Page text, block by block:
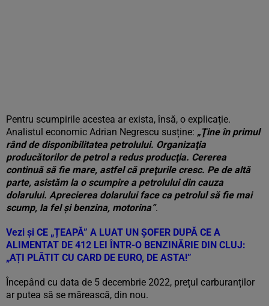
Pentru scumpirile acestea ar exista, însă, o explicație.
Analistul economic Adrian Negrescu susține: „Ţine în primul
rând de disponibilitatea petrolului. Organizaţia
producătorilor de petrol a redus producţia. Cererea
continuă să fie mare, astfel că preţurile cresc. Pe de altă
parte, asistăm la o scumpire a petrolului din cauza
dolarului. Aprecierea dolarului face ca petrolul să fie mai
scump, la fel şi benzina, motorina”.
Vezi și CE „ȚEAPĂ” A LUAT UN ȘOFER DUPĂ CE A
ALIMENTAT DE 412 LEI ÎNTR-O BENZINĂRIE DIN CLUJ:
„AȚI PLĂTIT CU CARD DE EURO, DE ASTA!”
Începând cu data de 5 decembrie 2022, prețul carburanților
ar putea să se mărească, din nou.